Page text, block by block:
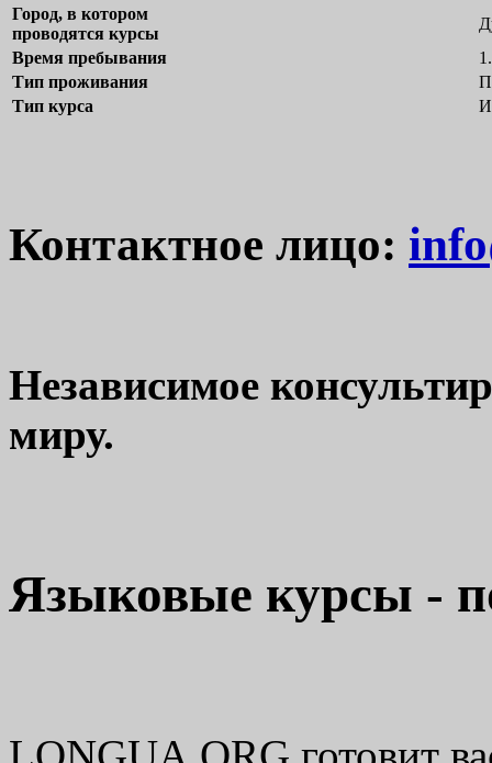
Город, в котором
проводятся курсы
Время пребывания
Тип проживания
Тип курса
Контактное лицо:
Независимое
миру.
Языковые курсы -